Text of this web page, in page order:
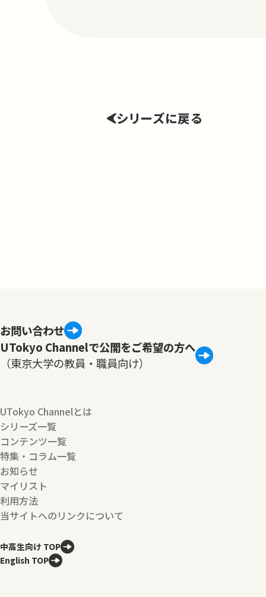
シリーズに戻る
お問い合わせ
UTokyo Channelで公開をご希望の方へ
（東京大学の教員・職員向け）
UTokyo Channelとは
シリーズ一覧
コンテンツ一覧
特集・コラム一覧
お知らせ
マイリスト
利用方法
当サイトへのリンクについて
中高生向け TOP
English TOP